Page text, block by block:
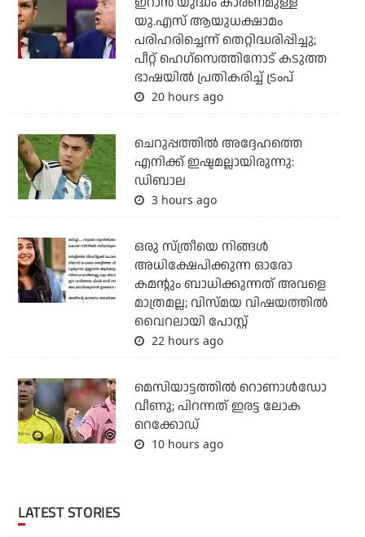
യു.എസ് ആയുധക്ഷാമം
പരിഹരിച്ചെന്ന് തെറ്റിദ്ധരിപ്പിച്ചു;
പീറ്റ് ഹെഗ്‌സെത്തിനോട് കടുത്ത
ഭാഷയില്‍ പ്രതികരിച്ച് ട്രംപ്
20 hours ago
ചെറുപ്പത്തില്‍ അദ്ദേഹത്തെ
എനിക്ക് ഇഷ്ടമല്ലായിരുന്നു:
ഡിബാല
3 hours ago
ഒരു സ്ത്രീയെ നിങ്ങള്‍
അധിക്ഷേപിക്കുന്ന ഓരോ
കമന്റും ബാധിക്കുന്നത് അവളെ
മാത്രമല്ല; വിസ്മയ വിഷയത്തില്‍
വൈറലായി പോസ്റ്റ്
22 hours ago
മെസിയാട്ടത്തില്‍ റൊണാള്‍ഡോ
വീണു; പിറന്നത് ഇരട്ട ലോക
റെക്കോഡ്
10 hours ago
LATEST STORIES